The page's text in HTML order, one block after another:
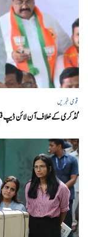
قومی خبریں
گڈکری کے خلاف آن لائن ڈیپ